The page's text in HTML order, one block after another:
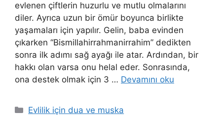
evlenen çiftlerin huzurlu ve mutlu olmalarını
diler. Ayrıca uzun bir ömür boyunca birlikte
yaşamaları için yapılır. Gelin, baba evinden
çıkarken “Bismillahirrahmanirrahim” dedikten
sonra ilk adımı sağ ayağı ile atar. Ardından, bir
hakkı olan varsa onu helal eder. Sonrasında,
ona destek olmak için 3 … Devamını oku
Evlilik için dua ve muska